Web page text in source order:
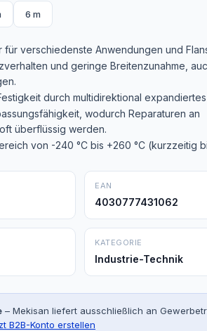
6 m
für verschiedenste Anwendungen und
und geringe Breitenzunahme,
durch multidirektional expandiertes
wodurch Reparaturen an
überflüssig werden.
von -240 °C bis +260 °C (kurzzeitig
EAN
4030777431062
KATEGORIE
Industrie-Technik
– Mekisan liefert ausschließlich an
B2B-Konto erstellen